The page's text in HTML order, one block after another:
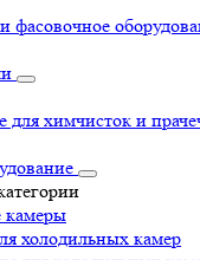
фасовочное
для химчисток и
камеры
холодильных камер